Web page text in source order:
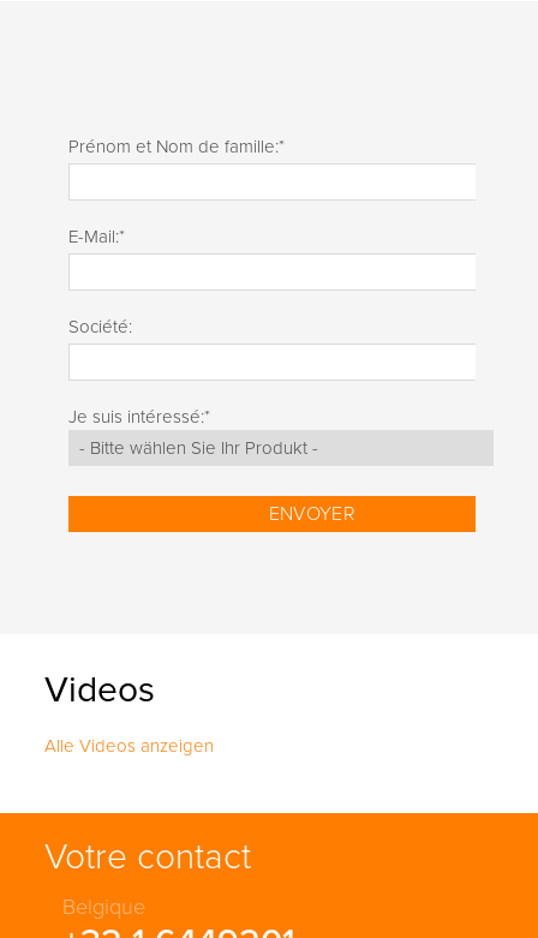
Prénom et Nom de famille:*
E-Mail:*
Société:
Je suis intéressé:*
Videos
Alle Videos anzeigen
Votre contact
Belgique